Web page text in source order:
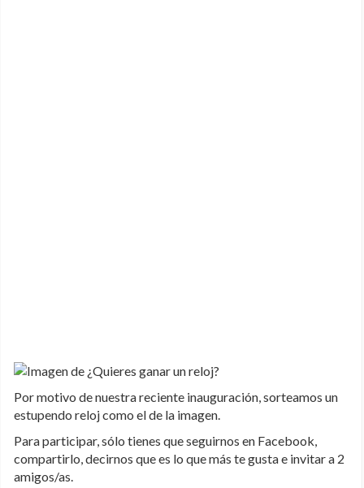
Por motivo de nuestra reciente inauguración, sorteamos un
estupendo reloj como el de la imagen.
Para participar, sólo tienes que seguirnos en Facebook,
compartirlo, decirnos que es lo que más te gusta e invitar a 2
amigos/as.